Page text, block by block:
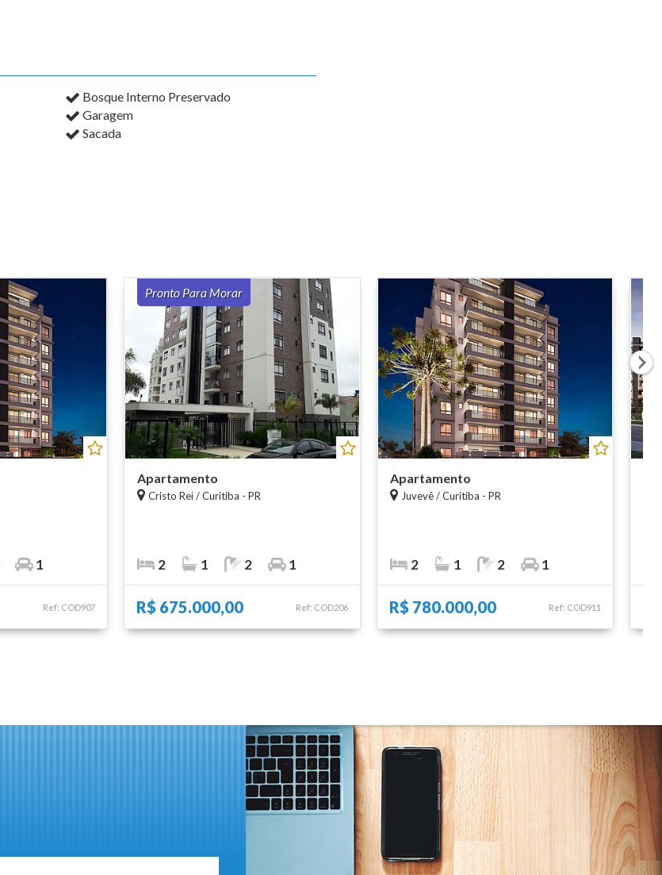
Bosque Interno Preservado
Garagem
Sacada
Ref: COD907
1
Pronto Para Morar
Ref: COD206
Apartamento
Cristo Rei / Curitiba - PR
R$ 675.000,00
2 1 2 1
Ref: COD911
Apartamento
Juvevê / Curitiba - PR
R$ 780.000,00
2 1 2 1